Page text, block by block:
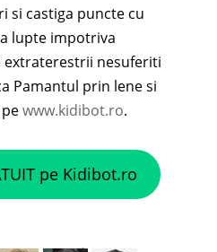
si castiga puncte cu
lupte impotriva
extraterestrii nesuferiti
Pamantul prin lene si
www.kidibot.ro.
pe Kidibot.ro